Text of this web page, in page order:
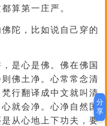
算第一庄严。
陀，比如说自己穿的
是心是佛。佛在佛国
佛土净。心常常念清
行翻译成中文就叫清
就会净。心净自然国
从心地上下功夫，要
分
享